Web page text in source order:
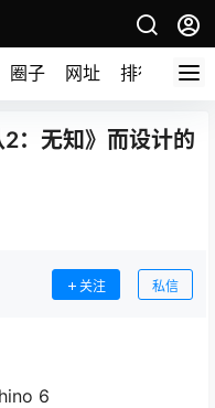
圈子 网址 排行榜
：无知》而设计的
关注 私信
6